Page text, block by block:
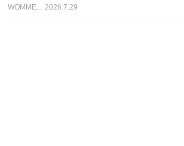
WOMME... 2026.7.29